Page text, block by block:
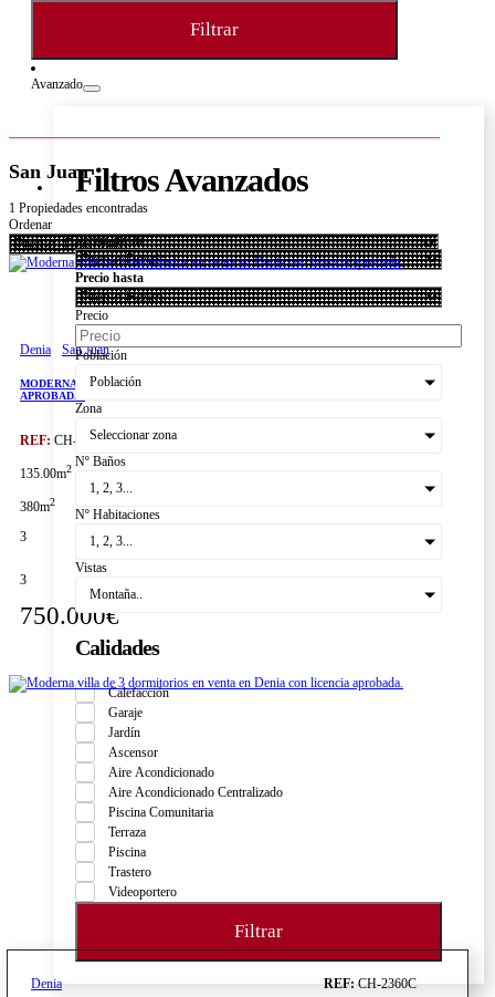
Filtrar
Avanzado
Filtros Avanzados
Precio desde
Precio hasta
Precio
Población
Población
Zona
Seleccionar zona
Nº Baños
1, 2, 3...
Nº Habitaciones
1, 2, 3...
Vistas
Montaña..
Calidades
Calefacción
Garaje
Jardín
Ascensor
Aire Acondicionado
Aire Acondicionado Centralizado
Piscina Comunitaria
Terraza
Piscina
Trastero
Videoportero
Filtrar
San Juan
1 Propiedades encontradas
Ordenar
Denia San Juan
MODERNA VILLA DE 3 DORMITORIOS EN VENTA EN DENIA CON LICENCIA
APROBADA.
REF: CH-2360C
135.00m2
380m2
3
3
750.000€
Denia REF:CH-2360C